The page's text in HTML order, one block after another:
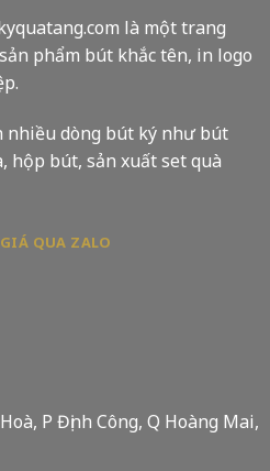
là một trang
phẩm bút khắc tên, in logo
nhiều dòng bút ký như bút
hộp bút, sản xuất set quà
QUA ZALO
P Định Công, Q Hoàng Mai,